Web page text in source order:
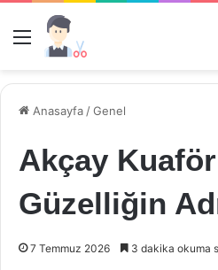
Menü
Anasayfa /Genel
Akçay
Güzelliğin
7 Temmuz 2026 3 dakika okuma